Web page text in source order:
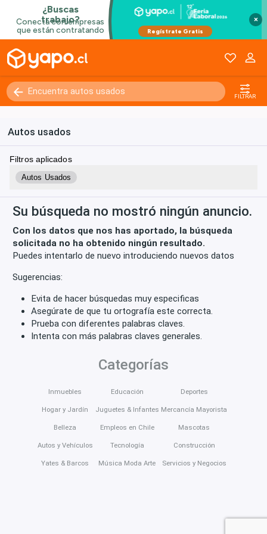
×
FILTRAR
Autos usados
Filtros aplicados
Autos Usados
Su búsqueda no mostró ningún anuncio.
Con los datos que nos has aportado, la búsqueda
solicitada no ha obtenido ningún resultado.
Puedes intentarlo de nuevo introduciendo nuevos datos
Sugerencias:
Evita de hacer búsquedas muy especificas
Asegúrate de que tu ortografía este correcta.
Prueba con diferentes palabras claves.
Intenta con más palabras claves generales.
Categorías
Inmuebles
Hogar y Jardín
Belleza
Autos y Vehículos
Yates & Barcos
Educación
Juguetes & Infantes
Empleos en Chile
Tecnología
Música Moda Arte
Deportes
Mercancía Mayorista
Mascotas
Construcción
Servicios y Negocios
Kilómetros 0 - 250000+